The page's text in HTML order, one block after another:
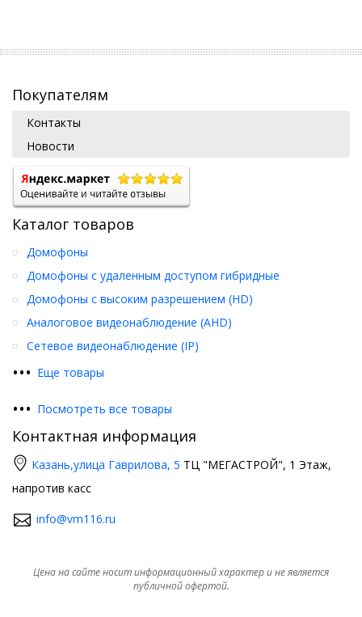
Покупателям
Контакты
Новости
Каталог товаров
••• Еще товары
Домофоны
Домофоны с удаленным доступом гибридные
Домофоны с высоким разрешением (HD)
Аналоговое видеонаблюдение (AHD)
Сетевое видеонаблюдение (IP)
••• Посмотреть все товары
Контактная информация
Казань,улица Гаврилова, 5 ТЦ "МЕГАСТРОЙ", 1 Этаж,
напротив касс
info@vm116.ru
Цена на сайте носит информационный характер и не является
публичной офертой.